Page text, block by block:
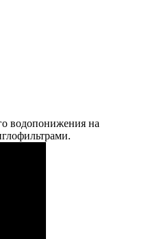
водопонижения на